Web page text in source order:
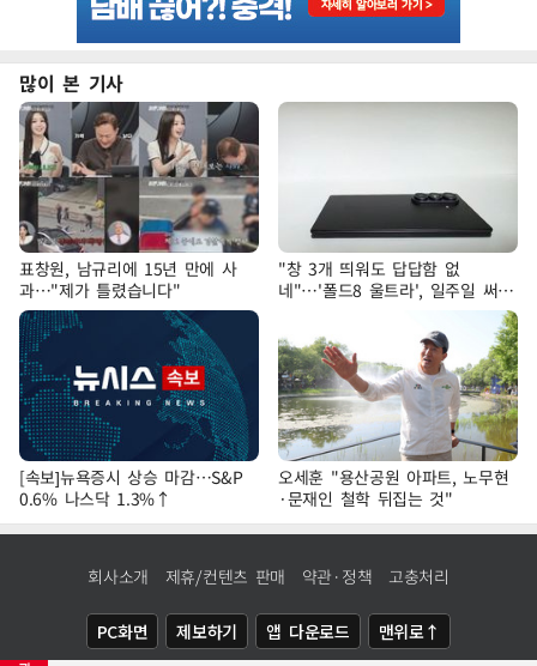
많이 본 기사
표창원, 남규리에 15년 만에 사
과…"제가 틀렸습니다"
"창 3개 띄워도 답답함 없
네"…'폴드8 울트라', 일주일 써보
[속보]뉴욕증시 상승 마감…S&P
0.6% 나스닥 1.3%↑
오세훈 "용산공원 아파트, 노무현
·문재인 철학 뒤집는 것"
회사소개 제휴/컨텐츠 판매 약관·정책 고충처리
PC화면 제보하기 앱 다운로드 맨위로↑